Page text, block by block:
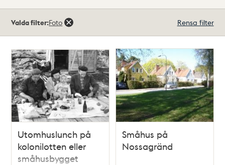
295träffar
Valda filter:Foto Rensa filter
Utomhuslunch på
kolonilotten eller
småhusbygget
Småhus på
Nossagränd